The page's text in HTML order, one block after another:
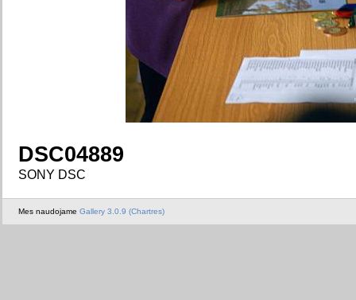
DSC04889
SONY DSC
Mes naudojame Gallery 3.0.9 (Chartres)